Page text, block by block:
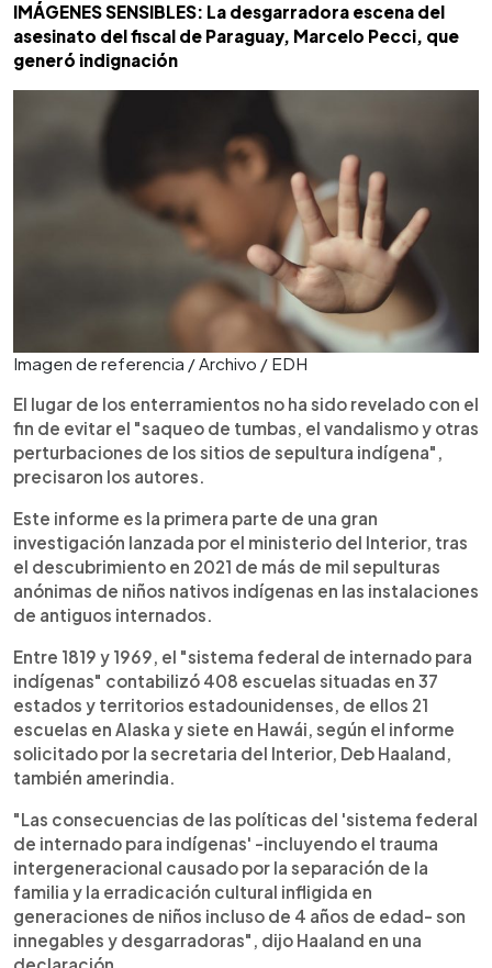
IMÁGENES SENSIBLES: La desgarradora escena del
asesinato del fiscal de Paraguay, Marcelo Pecci, que
generó indignación
Imagen de referencia / Archivo / EDH
El lugar de los enterramientos no ha sido revelado con el
fin de evitar el "saqueo de tumbas, el vandalismo y otras
perturbaciones de los sitios de sepultura indígena",
precisaron los autores.
Este informe es la primera parte de una gran
investigación lanzada por el ministerio del Interior, tras
el descubrimiento en 2021 de más de mil sepulturas
anónimas de niños nativos indígenas en las instalaciones
de antiguos internados.
Entre 1819 y 1969, el "sistema federal de internado para
indígenas" contabilizó 408 escuelas situadas en 37
estados y territorios estadounidenses, de ellos 21
escuelas en Alaska y siete en Hawái, según el informe
solicitado por la secretaria del Interior, Deb Haaland,
también amerindia.
"Las consecuencias de las políticas del 'sistema federal
de internado para indígenas' -incluyendo el trauma
intergeneracional causado por la separación de la
familia y la erradicación cultural infligida en
generaciones de niños incluso de 4 años de edad- son
innegables y desgarradoras", dijo Haaland en una